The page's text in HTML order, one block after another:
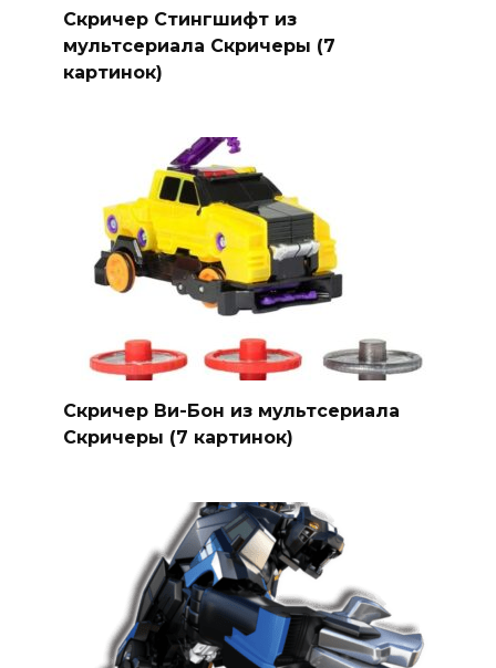
Скричер Стингшифт из
мультсериала Скричеры (7
картинок)
Скричер Ви-Бон из мультсериала
Скричеры (7 картинок)